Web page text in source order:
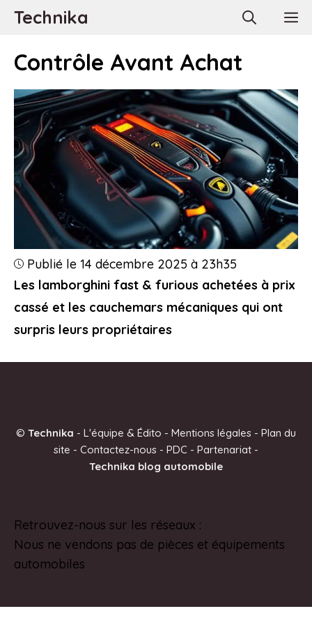
AllerTechnika
Contrôle Avant Achat
Les lamborghini fast & furious achetées à prix
cassé et les cauchemars mécaniques qui ont
surpris leurs propriétaires
Publié le 14 décembre 2025 à 23h35
© Technika - L'équipe & Édito - Mentions légales - Plan du
site - Contactez-nous - PDC - Partenariat -
Technika blog automobile
Retrouvez-nous sur les réseaux :
Nous ne vendons pas de pièces et équipements
automobiles